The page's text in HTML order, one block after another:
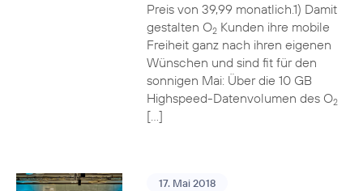
Preis von 39,99 monatlich.1) Damit
gestalten O2Kunden ihre mobile
Freiheit ganz nach ihren eigenen
Wünschen und sind fit für den
sonnigen Mai: Über die 10 GB
Highspeed-Datenvolumen des O2
[…]
17. Mai 2018